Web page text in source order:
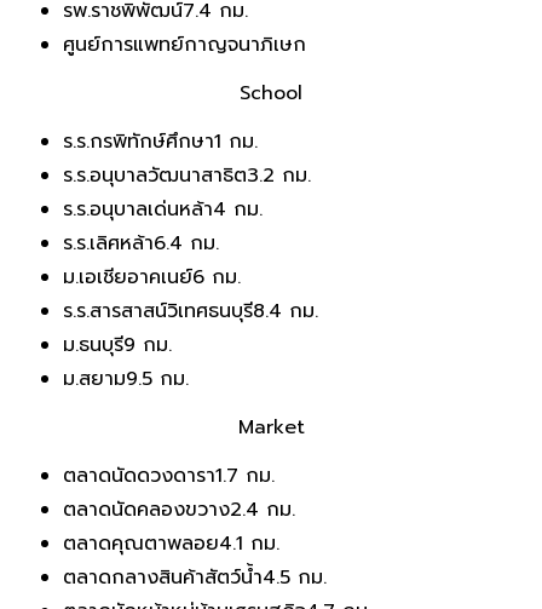
รพ.ราชพิพัฒน์7.4 กม.
ศูนย์การแพทย์กาญจนาภิเษก
School
ร.ร.กรพิทักษ์ศึกษา1 กม.
ร.ร.อนุบาลวัฒนาสาธิต3.2 กม.
ร.ร.อนุบาลเด่นหล้า4 กม.
ร.ร.เลิศหล้า6.4 กม.
ม.เอเชียอาคเนย์6 กม.
ร.ร.สารสาสน์วิเทศธนบุรี8.4 กม.
ม.ธนบุรี9 กม.
ม.สยาม9.5 กม.
Market
ตลาดนัดดวงดารา1.7 กม.
ตลาดนัดคลองขวาง2.4 กม.
ตลาดคุณตาพลอย4.1 กม.
ตลาดกลางสินค้าสัตว์น้ำ4.5 กม.